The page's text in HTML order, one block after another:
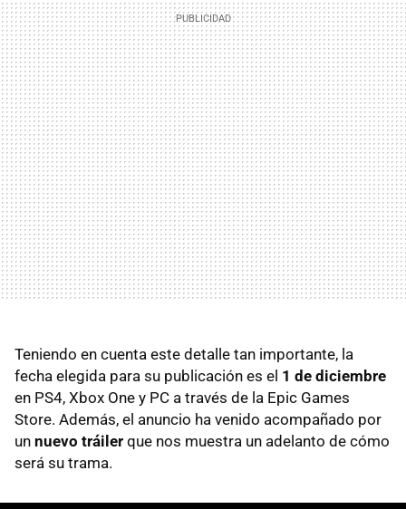
Teniendo en cuenta este detalle tan importante, la
fecha elegida para su publicación es el 1 de diciembre
en PS4, Xbox One y PC a través de la Epic Games
Store. Además, el anuncio ha venido acompañado por
un nuevo tráiler que nos muestra un adelanto de cómo
será su trama.